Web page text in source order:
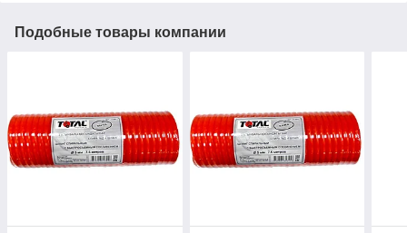
Подобные товары компании